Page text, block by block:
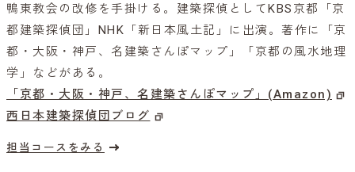
鴨東教会の改修を手掛ける。建築探偵としてKBS京都「京
都建築探偵団」NHK「新日本風土記」に出演。著作に「京
都・大阪・神戸、名建築さんぽマップ」「京都の風水地理
学」などがある。
「京都・大阪・神戸、名建築さんぽマップ」(Amazon)
西日本建築探偵団ブログ
担当コースをみる